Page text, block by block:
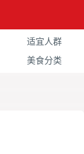
适宜人群
美食分类